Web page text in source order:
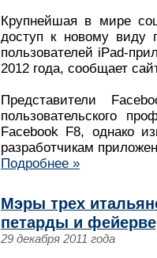
Крупнейшая в мире
доступ к новому виду
пользователей iPad-
2012 года, сообщает
Представители
пользовательского
Facebook F8, однако
разработчикам
Подробнее »
Мэры трех
петарды и
29 декабря 2011 года